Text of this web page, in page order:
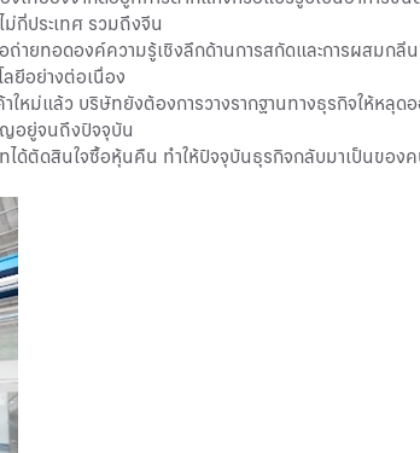
กี่ประเทศ รวมถึงจีน
ทอดองค์ความรู้เชิงลึกด้านการสกัดและการผสมกลิ่น
ยีอย่างต่อเนื่อง
ใหม่แล้ว บริษัทยังต้องการวางรากฐานทางธุรกิจให้ห
ญอยู่จนถึงปัจจุบัน
ตัดสินใจซื้อหุ้นคืน ทำให้ปัจจุบันธุรกิจกลับมาเป็นของค